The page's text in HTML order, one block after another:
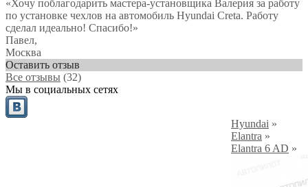
«Хочу поблагодарить мастера-установщика Валерия за работу
по установке чехлов на автомобиль Hyundai Creta. Работу
сделал идеально! Спасибо!»
Павел,
Москва
Оставить отзыв
Все отзывы (32)
Мы в социальных сетях
Hyundai »
Elantra »
Elantra 6 AD »